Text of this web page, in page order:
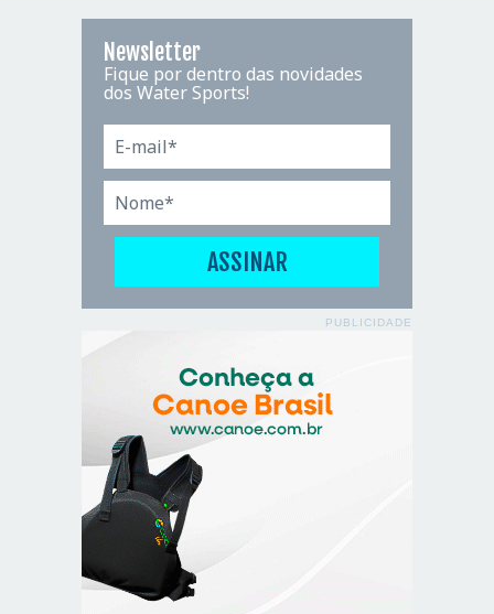
Newsletter
Fique por dentro das novidades
dos Water Sports!
PUBLICIDADE